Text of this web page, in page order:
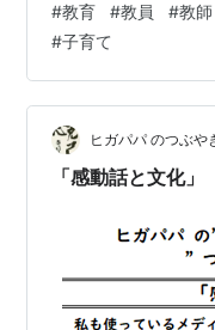
ば」「自分がマウン
覚だけで使っている
校に上がるぐらいに
「面白い言葉だけど
言葉でマウントを取
るのだが、特性のあ
#教育 #教員 #教師
#子育て
ヒガパパ のつぶや
「感動話と文化」